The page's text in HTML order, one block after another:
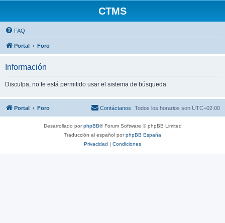
CTMS
FAQ
Portal Foro
Información
Disculpa, no te está permitido usar el sistema de búsqueda.
Portal Foro Todos los horarios son UTC+02:00
Contáctanos
Desarrollado porphpBB® Forum Software © phpBB Limited
Traducción al español porphpBB España
Privacidad | Condiciones